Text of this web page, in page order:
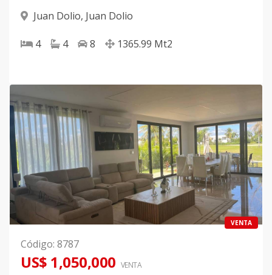
Juan Dolio, Juan Dolio
4 4 8 1365.99 Mt2
VENTA
Código: 8787
US$ 1,050,000 VENTA